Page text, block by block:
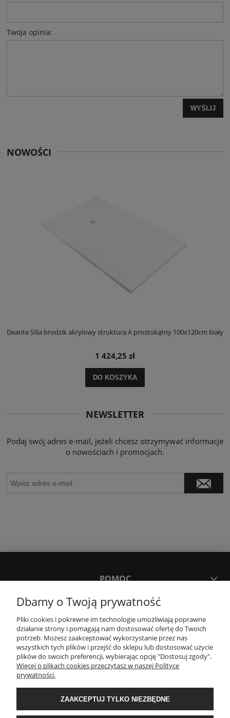
Twoja opinia:
WYŚLIJ
NOWOŚCI
Deante Silia brodzik akrylowy struktura A prostokątny 100x120cm biały
1 424,25 zł
DO KOSZYKA
NEWSLETTER
Podaj swój adres e-mail, jeżeli chcesz otrzymywać informacje
o nowościach i promocjach.
POMOC
MOJE KONTO
PŁATNOŚCI I DOSTAWA
KONTAKT
Wyposażenie łazienek Łazienki.eco | Pawła 23, 41-708 Ruda Śląska | E-mail:
sklep@lazienki.eco | Tel.: 600 012 164 lub 600 012 159 | TGS Przemysław
Dbamy o Twoją prywatność
Pliki cookies i pokrewne im technologie umożliwiają poprawne
działanie strony i pomagają nam dostosować ofertę do Twoich
potrzeb. Możesz zaakceptować wykorzystanie przez nas
wszystkich tych plików i przejść do sklepu lub dostosować użycie
plików do swoich preferencji, wybierając opcję "Dostosuj zgody".
Więcej o plikach cookies przeczytasz w naszej Polityce
prywatności.
ZAAKCEPTUJ TYLKO NIEZBĘDNE